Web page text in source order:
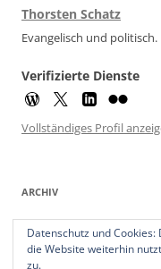
Thorsten Schatz
Evangelisch und
Verifizierte Dienste
Vollständiges Profil
ARCHIV
Archiv
Datenschutz und
die Website weiterhin
zu.